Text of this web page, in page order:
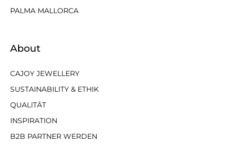
PALMA MALLORCA
About
CAJOY JEWELLERY
SUSTAINABILITY & ETHIK
QUALITÄT
INSPIRATION
B2B PARTNER WERDEN